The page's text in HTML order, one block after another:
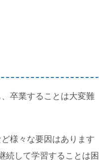
卒業することは大変難
様々な要因はあります
続して学習することは困